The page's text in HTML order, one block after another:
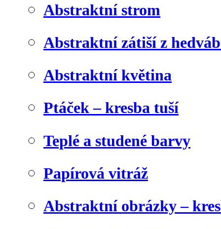
Abstraktní strom
Abstraktní zátiší z
Abstraktní květina
Ptáček – kresba tuší
Teplé a studené barvy
Papírová vitráž
Abstraktní obrázky –